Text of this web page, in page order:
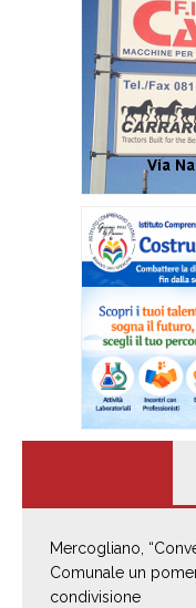
Mercogliano,
Comunale un
condivisione